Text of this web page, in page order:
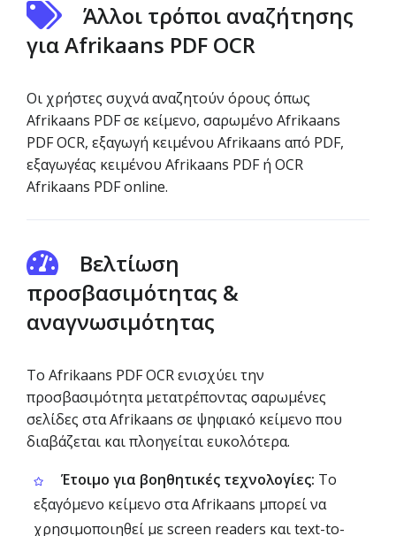
Άλλοι τρόποι αναζήτησης
για Afrikaans PDF OCR
Οι χρήστες συχνά αναζητούν όρους όπως
Afrikaans PDF σε κείμενο, σαρωμένο Afrikaans
PDF OCR, εξαγωγή κειμένου Afrikaans από PDF,
εξαγωγέας κειμένου Afrikaans PDF ή OCR
Afrikaans PDF online.
Βελτίωση
προσβασιμότητας &
αναγνωσιμότητας
Το Afrikaans PDF OCR ενισχύει την
προσβασιμότητα μετατρέποντας σαρωμένες
σελίδες στα Afrikaans σε ψηφιακό κείμενο που
διαβάζεται και πλοηγείται ευκολότερα.
Έτοιμο για βοηθητικές τεχνολογίες: Το
εξαγόμενο κείμενο στα Afrikaans μπορεί να
χρησιμοποιηθεί με screen readers και text-to-